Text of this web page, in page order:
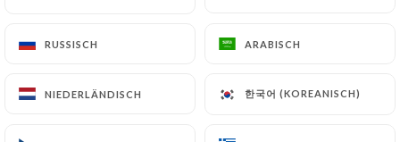
RUSSISCH ARABISCH
NIEDERLÄNDISCH 한국어 (KOREANISCH)
RUSSISCH ARABISCH
NIEDERLÄNDISCH 한국어 (KOREANISCH)